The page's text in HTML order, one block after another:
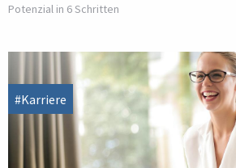
Potenzial in 6 Schritten
#Karriere